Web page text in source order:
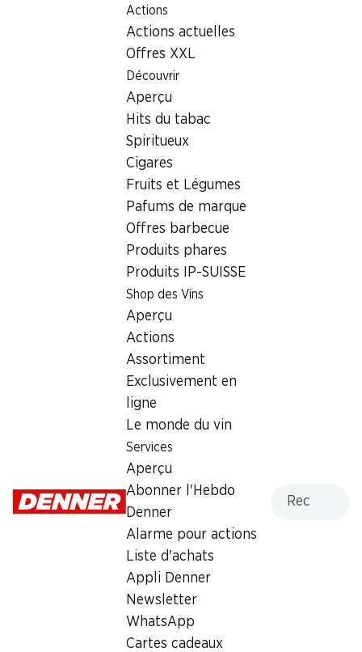
Actions
Actions actuelles
Offres XXL
Découvrir
Aperçu
Hits du tabac
Spiritueux
Cigares
Fruits et Légumes
Pafums de marque
Offres barbecue
Produits phares
Produits IP-SUISSE
Shop des Vins
Aperçu
Actions
Assortiment
Exclusivement en
ligne
Le monde du vin
Services
Aperçu
Abonner l'Hebdo
Denner
Alarme pour actions
Liste d'achats
Appli Denner
Newsletter
WhatsApp
Cartes cadeaux
Localisateur de succursales
Succursale Denner Rauracherstrasse 24, 4125 Riehen
4125 Riehen
Rauracherstrasse 24, 4125 Riehen
Heures d'ouverture
Jeudi
Retrait d'espèces avec la carte postale / M-Card